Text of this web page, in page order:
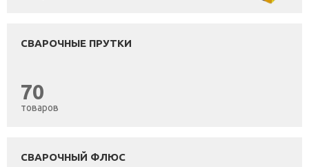
СВАРОЧНЫЕ ПРУТКИ
70
товаров
СВАРОЧНЫЙ ФЛЮС